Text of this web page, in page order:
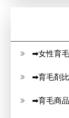
➡女性育
➡育毛剤
➡育毛商